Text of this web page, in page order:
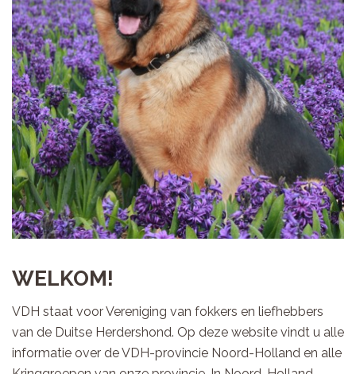
WELKOM!
VDH staat voor Vereniging van fokkers en liefhebbers
van de Duitse Herdershond. Op deze website vindt u alle
informatie over de VDH-provincie Noord-Holland en alle